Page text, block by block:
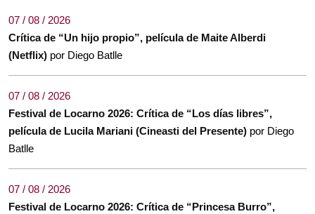
07 / 08 / 2026
Crítica de “Un hijo propio”, película de Maite Alberdi
(Netflix) por Diego Batlle
07 / 08 / 2026
Festival de Locarno 2026: Crítica de “Los días libres”,
película de Lucila Mariani (Cineasti del Presente) por Diego
Batlle
07 / 08 / 2026
Festival de Locarno 2026: Crítica de “Princesa Burro”,